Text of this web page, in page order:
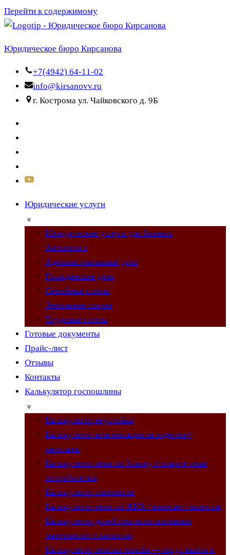
Перейти к содержимому
Юридическое бюро Кирсанова
+7(4942) 64-11-02
info@kirsanovv.ru
г. Кострома ул. Чайковского д. 9Б
Юридические услуги
Юридические услуги для бизнеса
Автоюрист
Административные дела
Гражданские дела
Семейные споры
Земельные споры
Трудовые споры
Готовые документы
Прайс-лист
Отзывы
Контакты
Калькулятор госпошлины
Калькулятор неустойки
Калькулятор компенсации за задержку
зарплаты
Калькулятор пени по Закону о защите прав
потребителей
Калькулятор алиментов
Калькулятор пени по ЖКХ / взносам / налогам
Калькулятор долей при использовании
материнского капитала
Калькулятор пенсии онлайн — когда выйти и